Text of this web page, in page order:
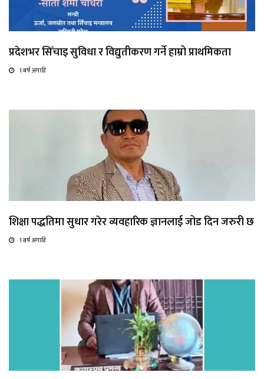
प्रदेशभर सिँचाइ सुविधा र विद्युतीकरण गर्ने हाम्रो प्राथमिकता
1 बर्ष अगाडि
शिक्षा पद्धतिमा सुधार गरेर व्यवहारिक ज्ञानलाई जोड दिन जरुरी छ
1 बर्ष अगाडि